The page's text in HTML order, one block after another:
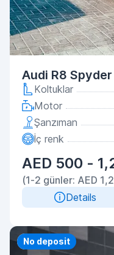
Audi R8
Koltuklar
Motor
Şanzıman
İç renk
AED 500 -
(1-2 günler: AED
Details
Priority
No deposit